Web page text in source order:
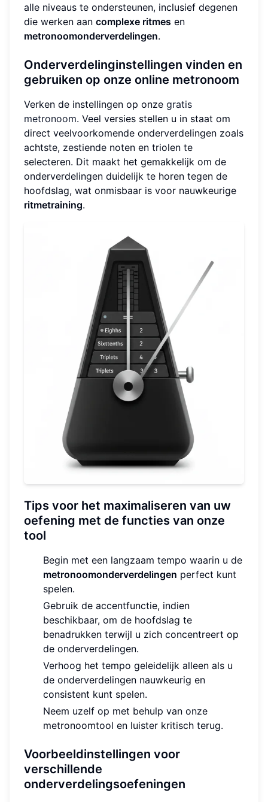
alle niveaus te ondersteunen, inclusief degenen
die werken aan complexe ritmes en
metronoomonderverdelingen.
Onderverdelinginstellingen vinden en
gebruiken op onze online metronoom
Verken de instellingen op onze gratis
metronoom. Veel versies stellen u in staat om
direct veelvoorkomende onderverdelingen zoals
achtste, zestiende noten en triolen te
selecteren. Dit maakt het gemakkelijk om de
onderverdelingen duidelijk te horen tegen de
hoofdslag, wat onmisbaar is voor nauwkeurige
ritmetraining.
Tips voor het maximaliseren van uw
oefening met de functies van onze
tool
Begin met een langzaam tempo waarin u de
metronoomonderverdelingen perfect kunt
spelen.
Gebruik de accentfunctie, indien
beschikbaar, om de hoofdslag te
benadrukken terwijl u zich concentreert op
de onderverdelingen.
Verhoog het tempo geleidelijk alleen als u
de onderverdelingen nauwkeurig en
consistent kunt spelen.
Neem uzelf op met behulp van onze
metronoomtool en luister kritisch terug.
Voorbeeldinstellingen voor
verschillende
onderverdelingsoefeningen